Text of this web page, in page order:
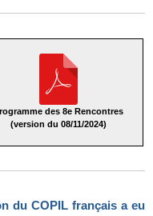
des 8e Rencontres
(version du 08/11/2024)
du COPIL français a eu